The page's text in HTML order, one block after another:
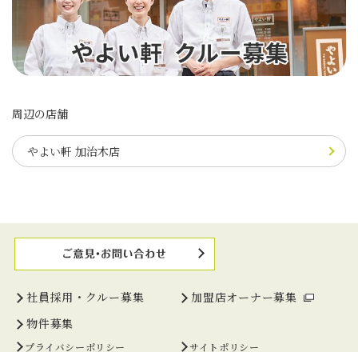
周辺の店舗
やよい軒 加治木店
社員採用・クルー募集
加盟店オーナー募集
物件募集
プライバシーポリシー サイトポリシー